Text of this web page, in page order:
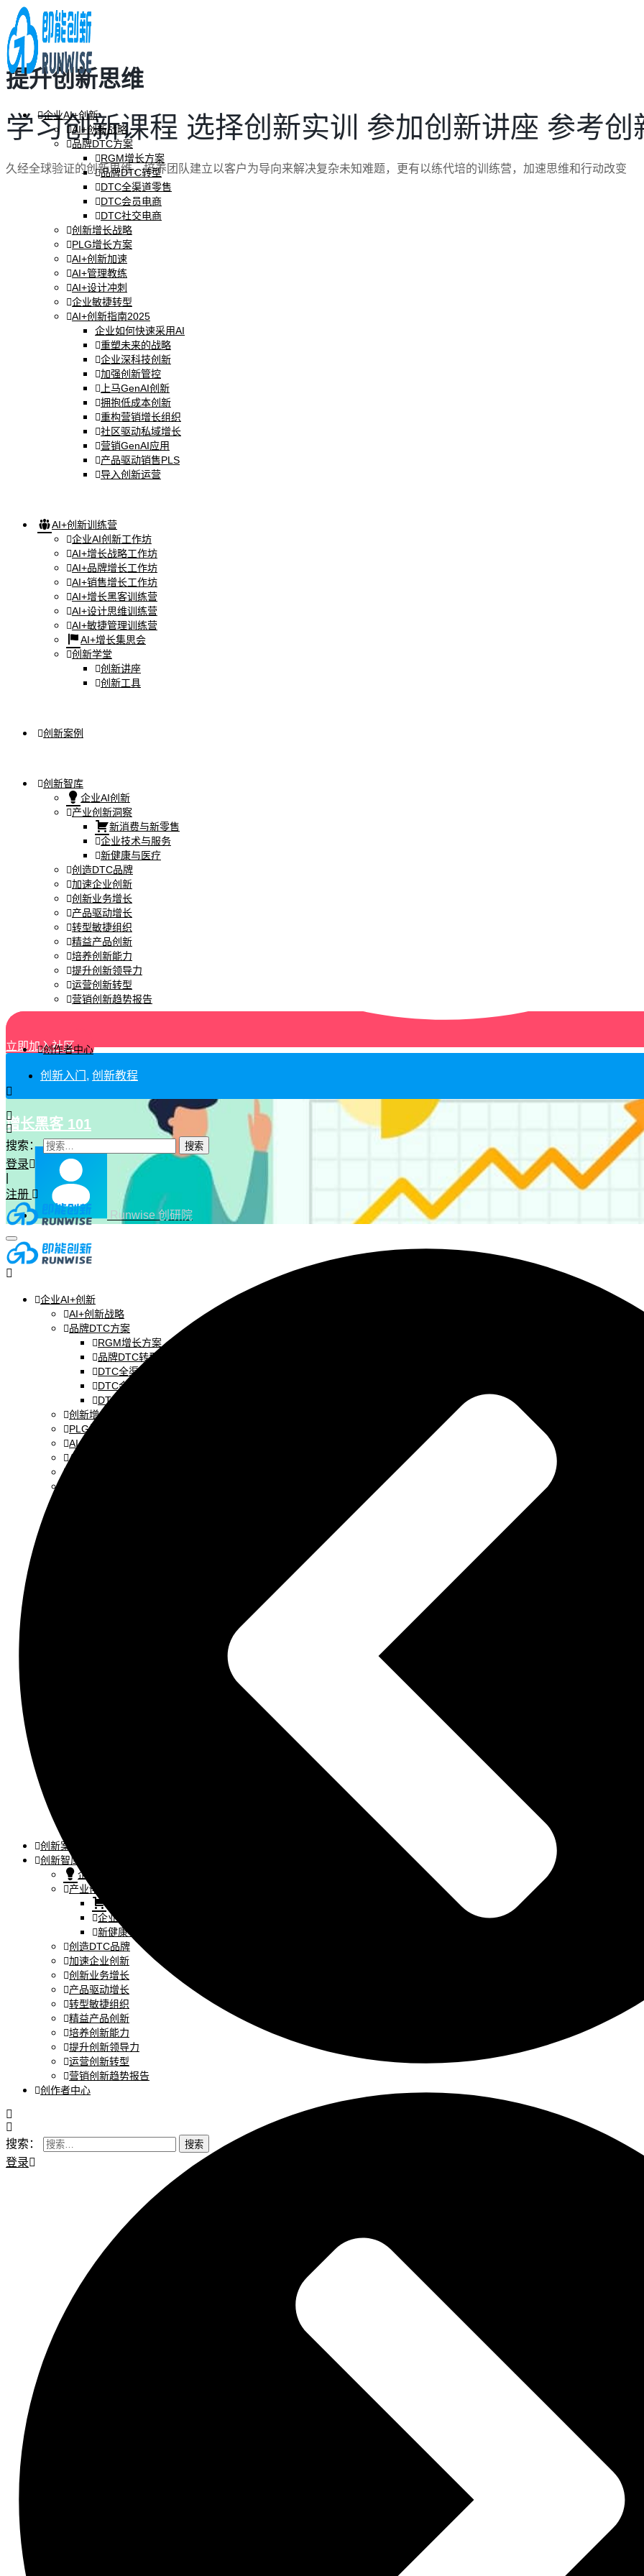
企业AI+创新
AI+创新战略
品牌DTC方案
RGM增长方案
品牌DTC转型
DTC全渠道零售
DTC会员电商
DTC社交电商
创新增长战略
PLG增长方案
AI+创新加速
AI+管理教练
AI+设计冲刺
企业敏捷转型
AI+创新指南2025
企业如何快速采用AI
重塑未来的战略
企业深科技创新
加强创新管控
上马GenAI创新
拥抱低成本创新
重构营销增长组织
社区驱动私域增长
营销GenAI应用
产品驱动销售PLS
导入创新运营
AI+创新训练营
企业AI创新工作坊
AI+增长战略工作坊
AI+品牌增长工作坊
AI+销售增长工作坊
AI+增长黑客训练营
AI+设计思维训练营
AI+敏捷管理训练营
AI+增长集思会
创新学堂
创新讲座
创新工具
创新案例
创新智库
企业AI创新
产业创新洞察
新消费与新零售
企业技术与服务
新健康与医疗
创造DTC品牌
加速企业创新
创新业务增长
产品驱动增长
转型敏捷组织
精益产品创新
培养创新能力
提升创新领导力
运营创新转型
营销创新趋势报告
创作者中心
搜索：
登录
注册
企业AI+创新
AI+创新战略
品牌DTC方案
RGM增长方案
品牌DTC转型
DTC全渠道零售
DTC会员电商
DTC社交电商
创新增长战略
PLG增长方案
AI+创新加速
AI+管理教练
创新案例
创新智库
企业AI创新
产业创新洞察
企业技术与服务
新健康与医疗
创造DTC品牌
加速企业创新
创新业务增长
产品驱动增长
转型敏捷组织
精益产品创新
培养创新能力
提升创新领导力
运营创新转型
营销创新趋势报告
创作者中心
搜索：
登录
提升创新思维
学习创新课程 选择创新实训 参加创新讲座 参考创
久经全球验证的创新思维，培养团队建立以客户为导向来解决复杂未知难题，更有以练代培的训练营，加速思维和行动改变
立即加入社区
创新入门 , 创新教程
增长黑客 101
Runwise 创研院